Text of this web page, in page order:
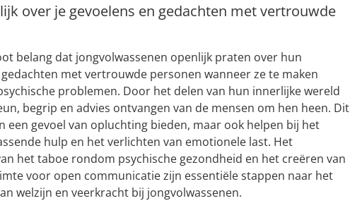
over je gevoelens en gedachten met vertrouwde
belang dat jongvolwassenen openlijk praten over hun
met vertrouwde personen wanneer ze te maken
problemen. Door het delen van hun innerlijke wereld
begrip en advies ontvangen van de mensen om hen heen. Dit
een gevoel van opluchting bieden, maar ook helpen bij het
hulp en het verlichten van emotionele last. Het
het taboe rondom psychische gezondheid en het creëren van
voor open communicatie zijn essentiële stappen naar het
welzijn en veerkracht bij jongvolwassenen.